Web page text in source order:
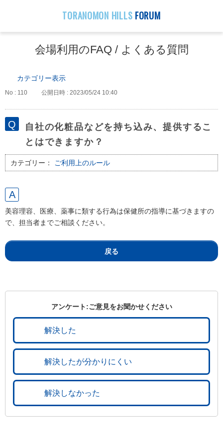
TORANOMON HILLS FORUM
会場利用のFAQ / よくある質問
カテゴリー表示
No : 110 公開日時 : 2023/05/24 10:40
自社の化粧品などを持ち込み、提供するこ
とはできますか？
カテゴリー： ご利用上のルール
美容理容、医療、薬事に類する行為は保健所の指導に基づきますの
で、担当者までご相談ください。
戻る
アンケート:ご意見をお聞かせください
解決した
解決したが分かりにくい
解決しなかった